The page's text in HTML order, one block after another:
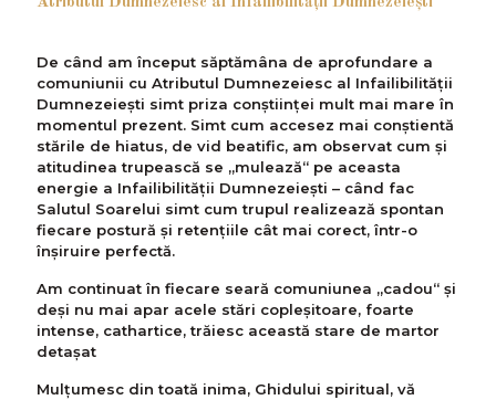
De când am început săptămâna de aprofundare a
comuniunii cu Atributul Dumnezeiesc al Infailibilității
Dumnezeiești simt priza conștiinței mult mai mare în
momentul prezent. Simt cum accesez mai conștientă
stările de hiatus, de vid beatific, am observat cum și
atitudinea trupească se „mulează“ pe aceasta
energie a Infailibilității Dumnezeiești – când fac
Salutul Soarelui simt cum trupul realizează spontan
fiecare postură și retențiile cât mai corect, într-o
înșiruire perfectă.
Am continuat în fiecare seară comuniunea „cadou“ și
deși nu mai apar acele stări copleșitoare, foarte
intense, cathartice, trăiesc această stare de martor
detașat
Mulțumesc din toată inima, Ghidului spiritual, vă